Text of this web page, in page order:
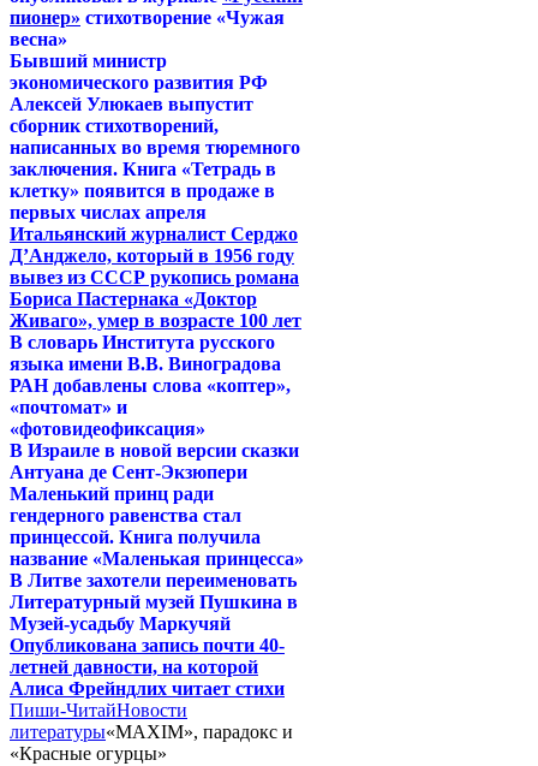
пионер» стихотворение «Чужая
весна»
Бывший министр
экономического развития РФ
Алексей Улюкаев выпустит
сборник стихотворений,
написанных во время тюремного
заключения. Книга «Тетрадь в
клетку» появится в продаже в
первых числах апреля
Итальянский журналист Серджо
Д’Анджело, который в 1956 году
вывез из СССР рукопись романа
Бориса Пастернака «Доктор
Живаго», умер в возрасте 100 лет
В словарь Института русского
языка имени В.В. Виноградова
РАН добавлены слова «коптер»,
«почтомат» и
«фотовидеофиксация»
В Израиле в новой версии сказки
Антуана де Сент-Экзюпери
Маленький принц ради
гендерного равенства стал
принцессой. Книга получила
название «Маленькая принцесса»
В Литве захотели переименовать
Литературный музей Пушкина в
Музей-усадьбу Маркучяй
Опубликована запись почти 40-
летней давности, на которой
Алиса Фрейндлих читает стихи
Пиши-ЧитайНовости
литературы«MAXIM», парадокс и
«Красные огурцы»